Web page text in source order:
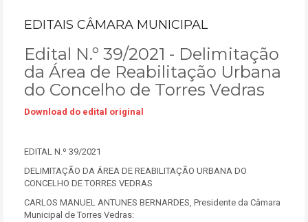
EDITAIS CÂMARA MUNICIPAL
Edital N.º 39/2021 - Delimitação
da Área de Reabilitação Urbana
do Concelho de Torres Vedras
Download do edital original
EDITAL N.º 39/2021
DELIMITAÇÃO DA ÁREA DE REABILITAÇÃO URBANA DO
CONCELHO DE TORRES VEDRAS
CARLOS MANUEL ANTUNES BERNARDES, Presidente da Câmara
Municipal de Torres Vedras: